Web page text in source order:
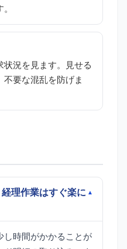
況を見ます。見せる
要な混乱を防げま
理作業はすぐ楽に
し時間がかかることが